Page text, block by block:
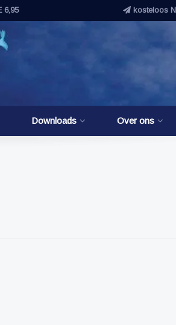
6,95 kosteloos
Downloads Over ons